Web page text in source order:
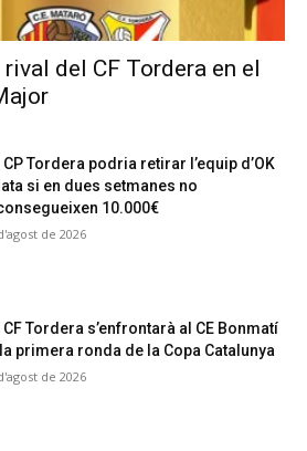
rival del CF Tordera en el
CP Tordera podria retirar l’equip d’OK
si en dues setmanes no
10.000€
de 2026
CF Tordera s’enfrontarà al CE Bonmatí
primera ronda de la Copa Catalunya
de 2026